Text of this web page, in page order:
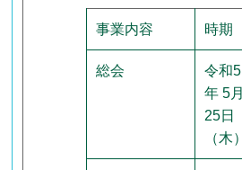
事業内容 時期
総会
令和5
年 5月
25日
（木）